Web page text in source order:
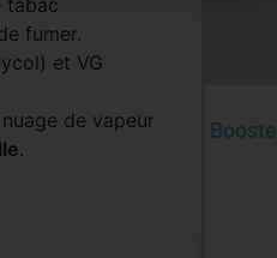
fumer.
et VG
de vapeur
.